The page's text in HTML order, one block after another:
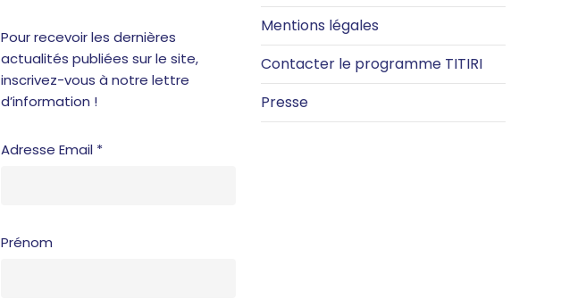
Pour recevoir les dernières
actualités publiées sur le site,
inscrivez-vous à notre lettre
d’information !
Adresse Email *
Prénom
Mentions légales
Contacter le programme TITIRI
Presse